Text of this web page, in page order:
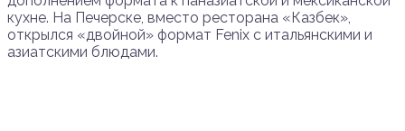
кухне. На Печерске, вместо ресторана «Казбек»,
открылся «двойной» формат Fenix ​​с итальянскими и
азиатскими блюдами.